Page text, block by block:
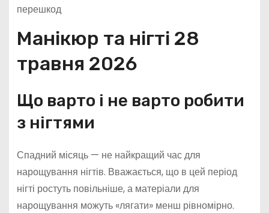
перешкод
Манікюр та нігті 28
травня 2026
Що варто і не варто робити
з нігтями
Спадний місяць — не найкращий час для
нарощування нігтів. Вважається, що в цей період
нігті ростуть повільніше, а матеріали для
нарощування можуть «лягати» менш рівномірно.